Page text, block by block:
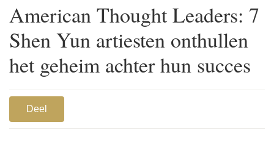
American Thought Leaders: 7
Shen Yun artiesten onthullen
het geheim achter hun succes
Deel